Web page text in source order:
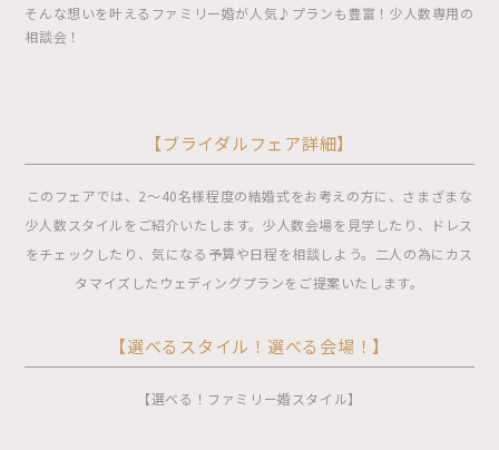
そんな想いを叶えるファミリー婚が人気♪プランも豊富！少人数専用の
相談会！
【ブライダルフェア詳細】
このフェアでは、2〜40名様程度の結婚式をお考えの方に、さまざまな
少人数スタイルをご紹介いたします。少人数会場を見学したり、ドレス
をチェックしたり、気になる予算や日程を相談しよう。二人の為にカス
タマイズしたウェディングプランをご提案いたします。
【選べるスタイル！選べる会場！】
【選べる！ファミリー婚スタイル】